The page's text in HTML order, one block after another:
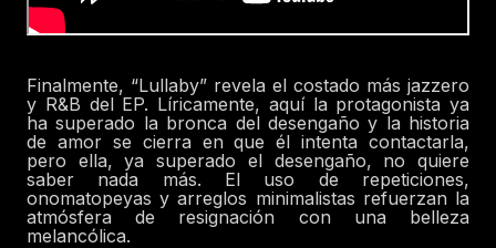
Finalmente, “Lullaby” revela el costado más jazzero
y R&B del EP. Líricamente, aquí la protagonista ya
ha superado la bronca del desengaño y la historia
de amor se cierra en que él intenta contactarla,
pero ella, ya superado el desengaño, no quiere
saber nada más. El uso de repeticiones,
onomatopeyas y arreglos minimalistas refuerzan la
atmósfera de resignación con una belleza
melancólica.